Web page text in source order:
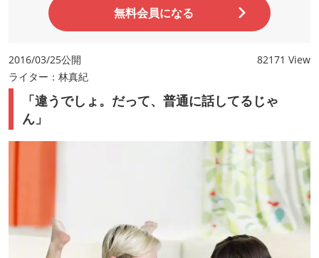
無料会員になる
2016/03/25公開
82171 View
ライター：林真紀
「違うでしょ。だって、普通に話してるじゃ
ん」